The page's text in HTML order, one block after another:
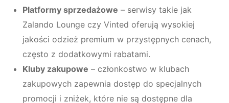
Platformy sprzedażowe – serwisy takie jak
Zalando Lounge czy Vinted oferują wysokiej
jakości odzież premium w przystępnych cenach,
często z dodatkowymi rabatami.
Kluby zakupowe – członkostwo w klubach
zakupowych zapewnia dostęp do specjalnych
promocji i zniżek, które nie są dostępne dla